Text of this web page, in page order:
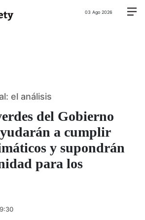
03 Ago 2026
del Gobierno
a cumplir
y supondrán
para los
el análisis